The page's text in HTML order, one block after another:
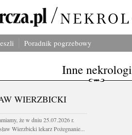
Poradnik pogrzebowy
Inne nekrologi
WIERZBICKI
że w dniu 25.07.2026 r.
Wierzbicki lekarz Pożegnanie...